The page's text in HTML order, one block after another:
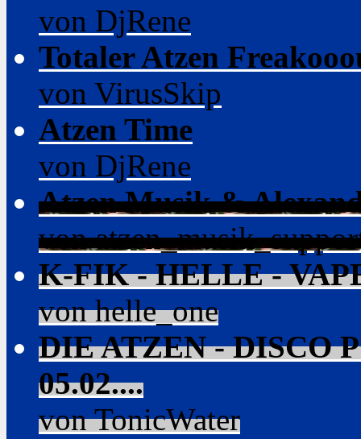
von DjRene
Totaler Atzen
von VirusSkip
Atzen Time
von DjRene
Atzen Musik &
von
K-FIK - HELLE -
von helle_one
DIE ATZEN - DISCO
05.02....
von TonicWater